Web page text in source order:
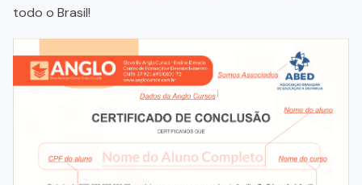
todo o Brasil!